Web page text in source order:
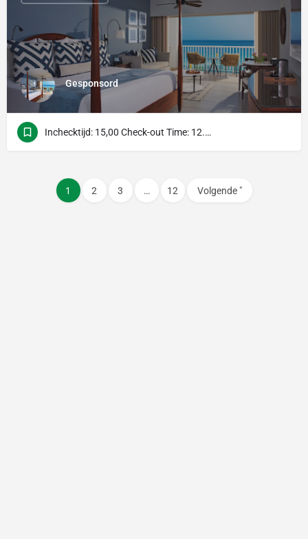
Gesponsord
Inchecktijd: 15,00 Check-out Time: 12.00 uur
1 2 3 … 12 Volgende "